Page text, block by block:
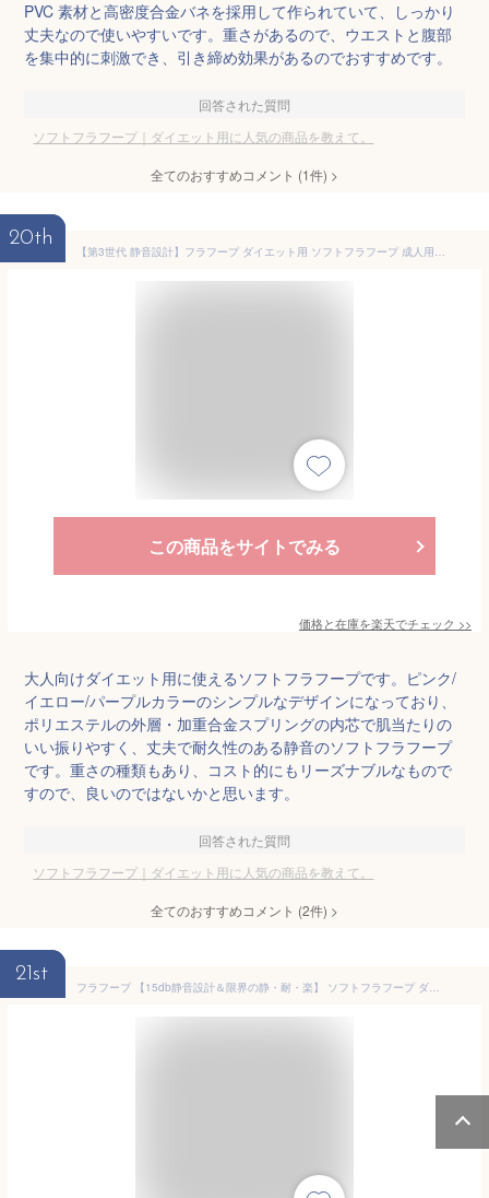
PVC 素材と高密度合金バネを採用して作られていて、しっかり
丈夫なので使いやすいです。重さがあるので、ウエストと腹部
を集中的に刺激でき、引き締め効果があるのでおすすめです。
回答された質問
ソフトフラフープ｜ダイエット用に人気の商品を教えて。
全てのおすすめコメント (1件) >
20th
【第3世代 静音設計】フラフープ ダイエット用 ソフトフラフープ 成人用 折りたたみポータブル スポーツグッズ・シェイプアップ・全身トレーニング 筋トレ 1.5kg 静音 ダイエット向け ウエスト/背中/脚/胸エクササイズ 室内用
この商品をサイトでみる
価格と在庫を楽天でチェック >>
大人向けダイエット用に使えるソフトフラフープです。ピンク/
イエロー/パープルカラーのシンプルなデザインになっており、
ポリエステルの外層・加重合金スプリングの内芯で肌当たりの
いい振りやすく、丈夫で耐久性のある静音のソフトフラフープ
です。重さの種類もあり、コスト的にもリーズナブルなもので
すので、良いのではないかと思います。
回答された質問
ソフトフラフープ｜ダイエット用に人気の商品を教えて。
全てのおすすめコメント (2件) >
21st
フラフープ 【15db静音設計＆限界の静・耐・楽】 ソフトフラフープ ダイエット スプリングフラフープ ダイエット器具 落としにくい 青あざ防止 折りたたみポータブル ポリエステル/PVC 柔らか素材 ウエスト 背中 脚 胸多部位トレーニング 室内/公園/屋外用 男女兼用